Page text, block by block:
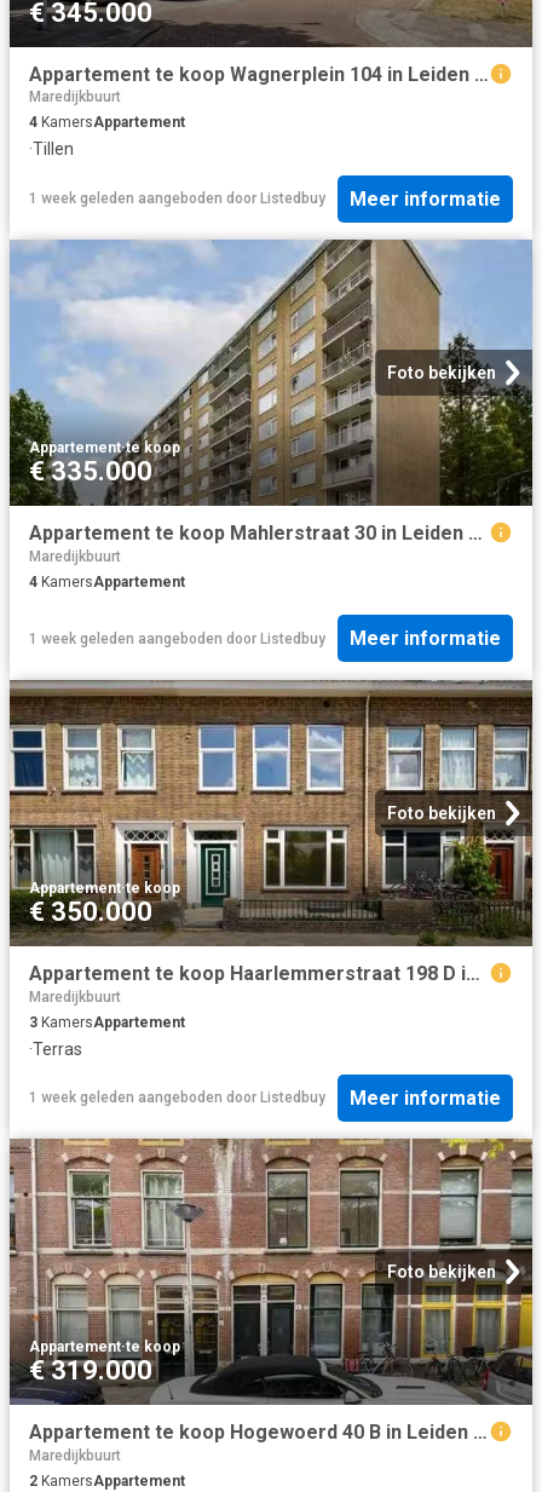
€ 345.000
Appartement te koop Wagnerplein 104 in Leiden voor € 345.000
Maredijkbuurt
4 KamersAppartement
·Tillen
1 week geleden aangeboden door Listedbuy Meer informatie
Foto bekijken
Appartement·te koop
€ 335.000
Appartement te koop Mahlerstraat 30 in Leiden voor € 335.000
Maredijkbuurt
4 KamersAppartement
1 week geleden aangeboden door Listedbuy Meer informatie
Foto bekijken
Appartement·te koop
€ 350.000
Appartement te koop Haarlemmerstraat 198 D in Leiden voor € 35.
Maredijkbuurt
3 KamersAppartement
·Terras
1 week geleden aangeboden door Listedbuy Meer informatie
Foto bekijken
Appartement·te koop
€ 319.000
Appartement te koop Hogewoerd 40 B in Leiden voor € 319.000
Maredijkbuurt
2 KamersAppartement